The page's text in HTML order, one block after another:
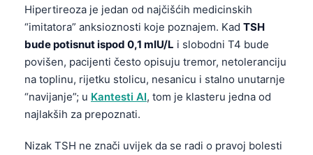
Hipertireoza je jedan od najčišćih medicinskih
“imitatora” anksioznosti koje poznajem. Kad TSH
bude potisnut ispod 0,1 mIU/L i slobodni T4 bude
povišen, pacijenti često opisuju tremor, netoleranciju
na toplinu, rijetku stolicu, nesanicu i stalno unutarnje
“navijanje”; u Kantesti AI, tom je klasteru jedna od
najlakših za prepoznati.
Nizak TSH ne znači uvijek da se radi o pravoj bolesti